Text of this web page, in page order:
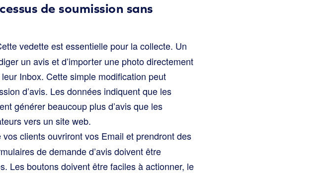
de soumission sans
vedette est essentielle pour la collecte. Un
un avis et d’importer une photo directement
Inbox. Cette simple modification peut
d’avis. Les données indiquent que les
générer beaucoup plus d’avis que les
vers un site web.
vos clients ouvriront vos Email et prendront des
de demande d’avis doivent être
Les boutons doivent être faciles à actionner, le